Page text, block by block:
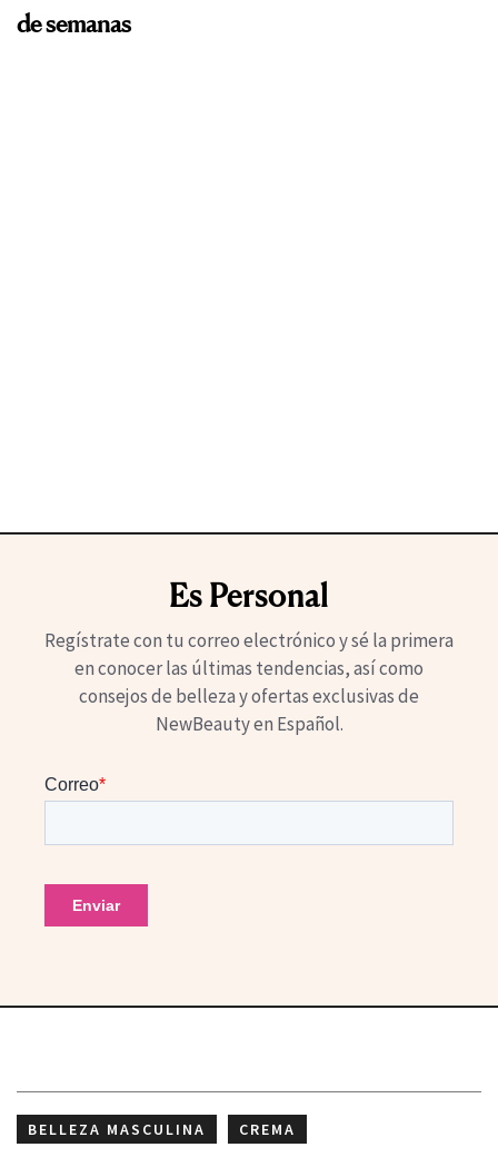
de semanas
Es Personal
Regístrate con tu correo electrónico y sé la primera
en conocer las últimas tendencias, así como
consejos de belleza y ofertas exclusivas de
NewBeauty en Español.
BELLEZA MASCULINA
CREMA